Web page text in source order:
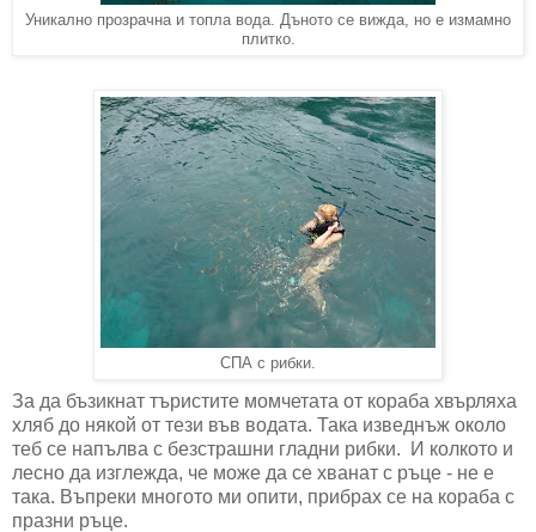
Уникално прозрачна и топла вода. Дъното се вижда, но е измамно
плитко.
СПА с рибки.
За да бъзикнат търистите момчетата от кораба хвърляха
хляб до някой от тези във водата. Така изведнъж около
теб се напълва с безстрашни гладни рибки. И колкото и
лесно да изглежда, че може да се хванат с ръце - не е
така. Въпреки многото ми опити, прибрах се на кораба с
празни ръце.